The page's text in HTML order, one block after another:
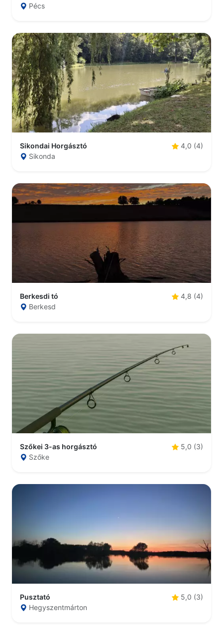
Pécs
Sikondai Horgásztó
4,0 (4)
Sikonda
Berkesdi tó
4,8 (4)
Berkesd
Szőkei 3-as horgásztó
5,0 (3)
Szőke
Pusztató
5,0 (3)
Hegyszentmárton